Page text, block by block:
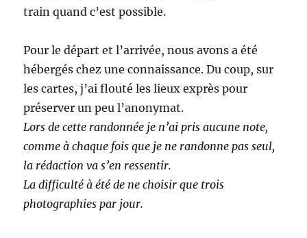
train quand c’est possible.
Pour le départ et l’arrivée, nous avons a été
hébergés chez une connaissance. Du coup, sur
les cartes, j’ai flouté les lieux exprès pour
préserver un peu l’anonymat.
Lors de cette randonnée je n’ai pris aucune note,
comme à chaque fois que je ne randonne pas seul,
la rédaction va s’en ressentir.
La difficulté à été de ne choisir que trois
photographies par jour.